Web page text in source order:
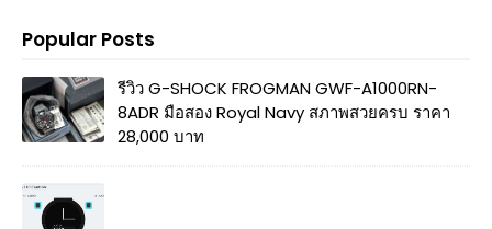
Popular Posts
รีวิว G-SHOCK FROGMAN GWF-A1000RN-
8ADR มือสอง Royal Navy สภาพสวยครบ ราคา
28,000 บาท